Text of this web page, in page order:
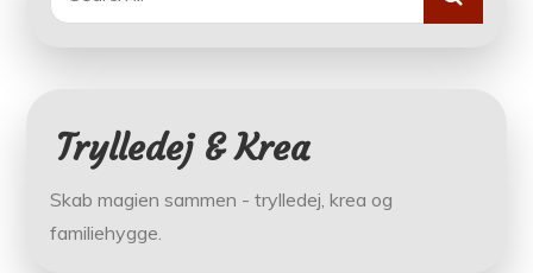
for:
Trylledej & Krea
Skab magien sammen - trylledej, krea og
familiehygge.